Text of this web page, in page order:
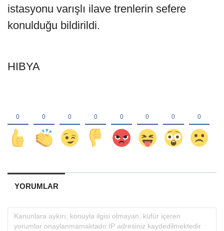
istasyonu varışlı ilave trenlerin sefere
konulduğu bildirildi.
HIBYA
YORUMLAR